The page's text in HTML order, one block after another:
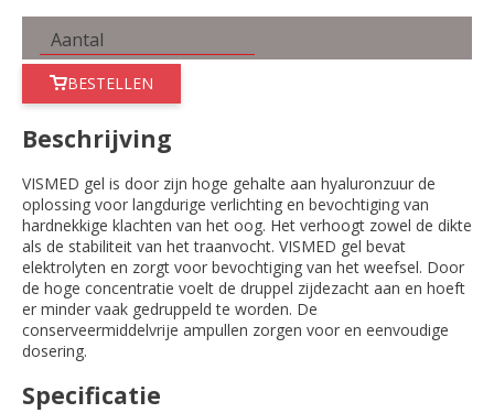
BESTELLEN
Beschrijving
VISMED gel is door zijn hoge gehalte aan hyaluronzuur de
oplossing voor langdurige verlichting en bevochtiging van
hardnekkige klachten van het oog. Het verhoogt zowel de dikte
als de stabiliteit van het traanvocht. VISMED gel bevat
elektrolyten en zorgt voor bevochtiging van het weefsel. Door
de hoge concentratie voelt de druppel zijdezacht aan en hoeft
er minder vaak gedruppeld te worden. De
conserveermiddelvrije ampullen zorgen voor en eenvoudige
dosering.
Specificatie